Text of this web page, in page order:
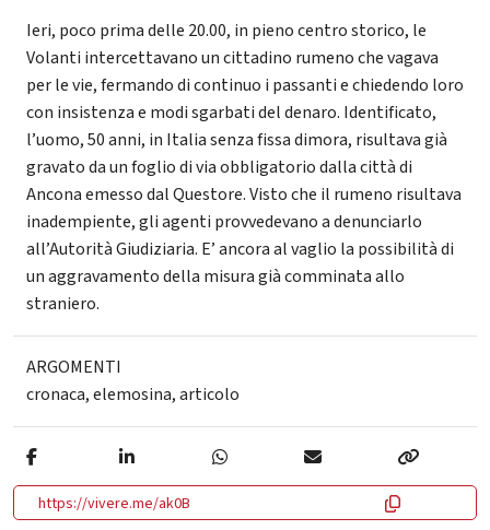
Ieri, poco prima delle 20.00, in pieno centro storico, le
Volanti intercettavano un cittadino rumeno che vagava
per le vie, fermando di continuo i passanti e chiedendo loro
con insistenza e modi sgarbati del denaro. Identificato,
l’uomo, 50 anni, in Italia senza fissa dimora, risultava già
gravato da un foglio di via obbligatorio dalla città di
Ancona emesso dal Questore. Visto che il rumeno risultava
inadempiente, gli agenti provvedevano a denunciarlo
all’Autorità Giudiziaria. E’ ancora al vaglio la possibilità di
un aggravamento della misura già comminata allo
straniero.
ARGOMENTI
cronaca,elemosina,articolo
https://vivere.me/ak0B